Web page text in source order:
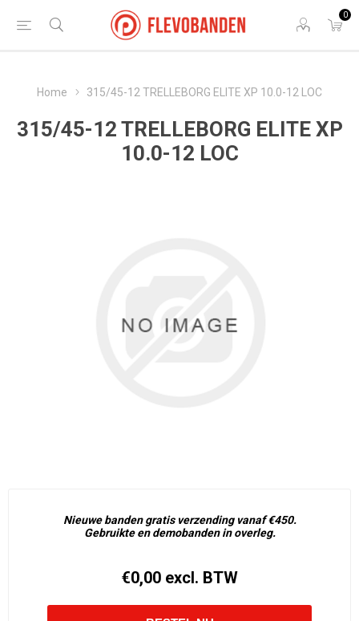
0
Home 315/45-12 TRELLEBORG ELITE XP 10.0-12 LOC
315/45-12 TRELLEBORG ELITE XP
10.0-12 LOC
Nieuwe banden gratis verzending vanaf €450.
Gebruikte en demobanden in overleg.
€0,00 excl. BTW